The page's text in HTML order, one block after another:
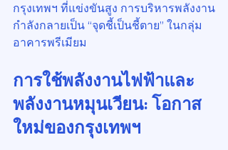
กรุงเทพฯ ที่แข่งขันสูง การบริหารพลังงาน
กำลังกลายเป็น “จุดชี้เป็นชี้ตาย” ในกลุ่ม
อาคารพรีเมียม
การใช้พลังงานไฟฟ้าและ
พลังงานหมุนเวียน: โอกาส
ใหม่ของกรุงเทพฯ